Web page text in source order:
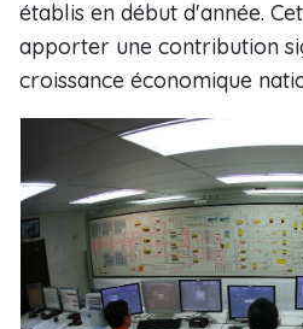
établis en début d'année.
apporter une contribution
croissance économique